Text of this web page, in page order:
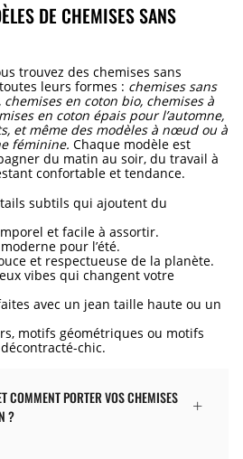
DE CHEMISES SANS
trouvez des chemises sans
leurs formes : chemises sans
en coton bio, chemises à
en coton épais pour l’automne,
et même des modèles à nœud ou à
féminine. Chaque modèle est
du matin au soir, du travail à
confortable et tendance.
subtils qui ajoutent du
et facile à assortir.
pour l’été.
et respectueuse de la planète.
vibes qui changent votre
avec un jean taille haute ou un
motifs géométriques ou motifs
chic.
COMMENT PORTER VOS CHEMISES
?